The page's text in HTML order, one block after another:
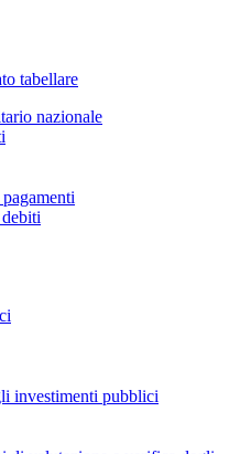
tabellare
nazionale
investimenti pubblici